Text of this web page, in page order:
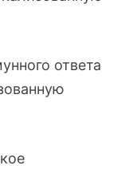
ответа